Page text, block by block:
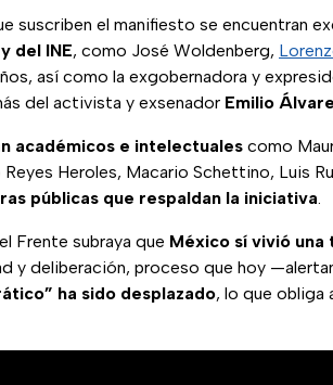
suscriben el manifiesto se encuentran
del INE, como José Woldenberg,
así como la exgobernadora y
del activista y exsenador Emilio
académicos e intelectuales como
Heroles, Macario Schettino, Luis
públicas que respaldan la iniciativa.
Frente subraya que México sí vivió
y deliberación, proceso que hoy
ha sido desplazado, lo que obliga